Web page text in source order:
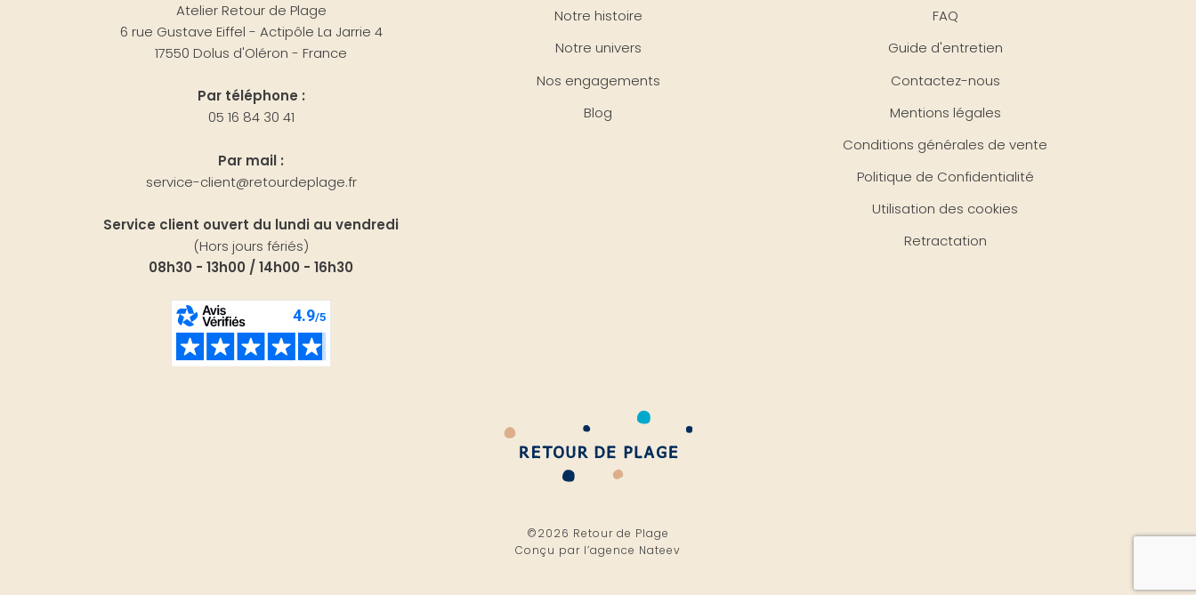
Atelier Retour de Plage
6 rue Gustave Eiffel - Actipôle La Jarrie 4
17550 Dolus d'Oléron - France
Par téléphone :
05 16 84 30 41
Par mail :
service-client@retourdeplage.fr
Service client ouvert du lundi au vendredi
(Hors jours fériés)
08h30 - 13h00 / 14h00 - 16h30
Notre histoire
Notre univers
Nos engagements
Blog
FAQ
Guide d'entretien
Contactez-nous
Mentions légales
Conditions générales de vente
Politique de Confidentialité
Utilisation des cookies
Retractation
©2026 Retour de Plage
Conçu par l’agence Nateev